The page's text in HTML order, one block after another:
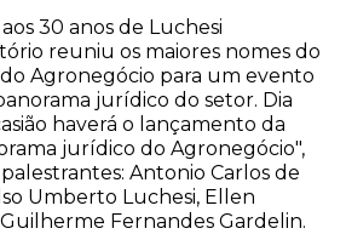
30 anos de Luchesi
reuniu os maiores nomes do
Agronegócio para um evento
jurídico do setor. Dia
haverá o lançamento da
jurídico do Agronegócio",
Antonio Carlos de
Umberto Luchesi, Ellen
Fernandes Gardelin.